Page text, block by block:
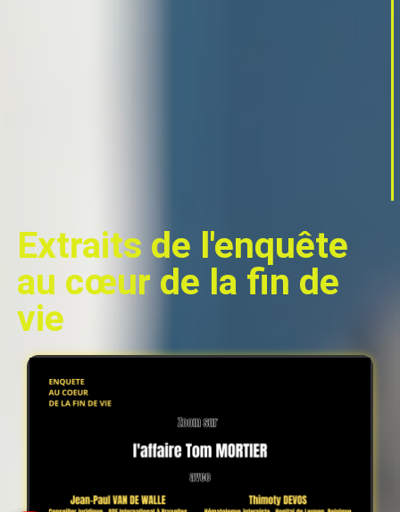
Extraits de l'enquête
au cœur de la fin de
vie